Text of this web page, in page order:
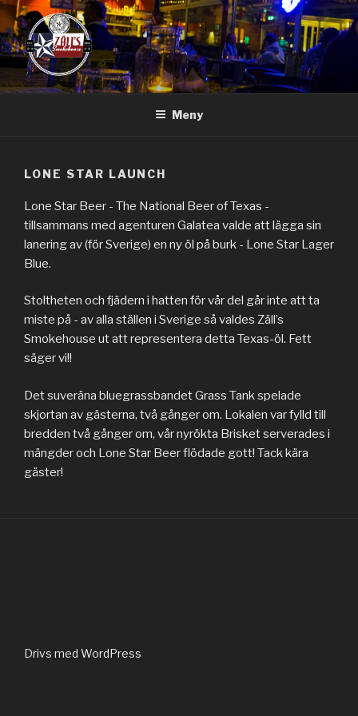
Hoppa
till
innehåll
Meny
LONE STAR LAUNCH
Lone Star Beer - The National Beer of Texas -
tillsammans med agenturen Galatea valde att lägga sin
lanering av (för Sverige) en ny öl på burk - Lone Star Lager
Blue.
Stoltheten och fjädern i hatten för vår del går inte att ta
miste på - av alla ställen i Sverige så valdes Zäll’s
Smokehouse ut att representera detta Texas-öl. Fett
säger vi!!
Det suveräna bluegrassbandet Grass Tank spelade
skjortan av gästerna, två gånger om. Lokalen var fylld till
bredden två gånger om, vår nyrökta Brisket serverades i
mängder och Lone Star Beer flödade gott! Tack kära
gäster!
Drivs med WordPress